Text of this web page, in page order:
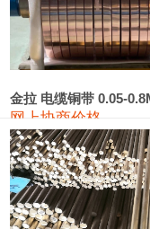
无氧铜丝(硬)
R410A专用紫铜管
铸造铝合金锭(A380）
铝合金ADC12
铸造铝合金锭(ZL102)
金拉 电缆铜带 0.05-
网上协商价格